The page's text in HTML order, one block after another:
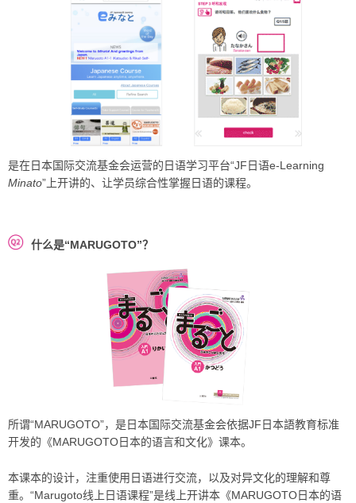
是在日本国际交流基金会运营的日语学习平台“JF日语e-Learning
Minato”上开讲的、让学员综合性掌握日语的课程。
什么是“MARUGOTO”？
所谓“MARUGOTO”，是日本国际交流基金会依据JF日本語教育标准
开发的《MARUGOTO日本的语言和文化》课本。
本课本的设计，注重使用日语进行交流，以及对异文化的理解和尊
重。“Marugoto线上日语课程”是线上开讲本《MARUGOTO日本的语